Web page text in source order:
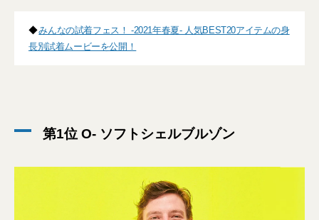
◆みんなの試着フェス！ -2021年春夏- 人気BEST20アイテムの身
長別試着ムービーを公開！
第1位 O- ソフトシェルブルゾン